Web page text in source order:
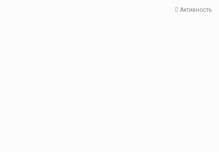
Активность